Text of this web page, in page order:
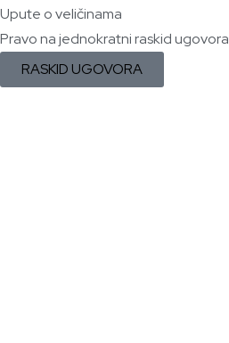
Upute o veličinama
Pravo na jednokratni raskid ugovora
RASKID UGOVORA